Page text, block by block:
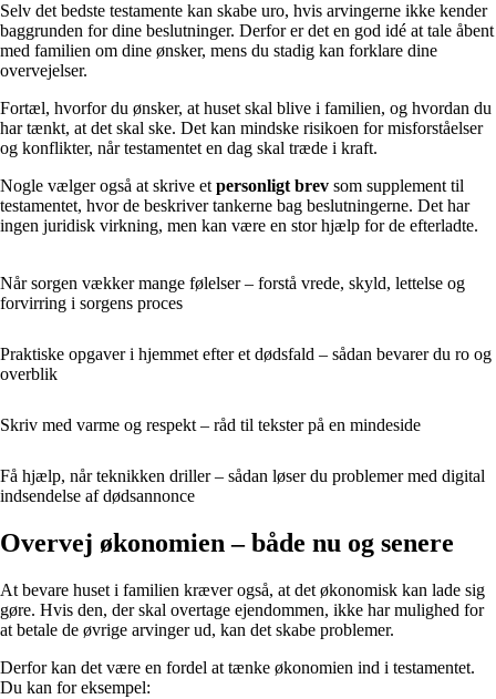
Selv det bedste testamente kan skabe uro, hvis arvingerne ikke kender
baggrunden for dine beslutninger. Derfor er det en god idé at tale åbent
med familien om dine ønsker, mens du stadig kan forklare dine
overvejelser.
Fortæl, hvorfor du ønsker, at huset skal blive i familien, og hvordan du
har tænkt, at det skal ske. Det kan mindske risikoen for misforståelser
og konflikter, når testamentet en dag skal træde i kraft.
Nogle vælger også at skrive et personligt brev som supplement til
testamentet, hvor de beskriver tankerne bag beslutningerne. Det har
ingen juridisk virkning, men kan være en stor hjælp for de efterladte.
Når sorgen vækker mange følelser – forstå vrede, skyld, lettelse og
forvirring i sorgens proces
Praktiske opgaver i hjemmet efter et dødsfald – sådan bevarer du ro og
overblik
Skriv med varme og respekt – råd til tekster på en mindeside
Få hjælp, når teknikken driller – sådan løser du problemer med digital
indsendelse af dødsannonce
Overvej økonomien – både nu og senere
At bevare huset i familien kræver også, at det økonomisk kan lade sig
gøre. Hvis den, der skal overtage ejendommen, ikke har mulighed for
at betale de øvrige arvinger ud, kan det skabe problemer.
Derfor kan det være en fordel at tænke økonomien ind i testamentet.
Du kan for eksempel: